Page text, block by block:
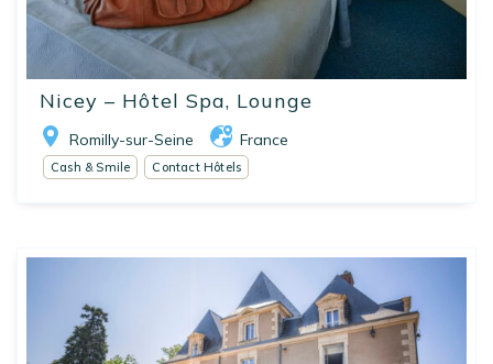
Nicey – Hôtel Spa, Lounge
Romilly-sur-Seine France
Cash & Smile Contact Hôtels